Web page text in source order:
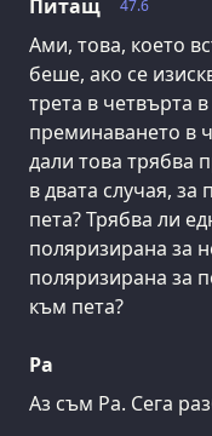
47.6
Питащ
Ами, това, което
беше, ако се
трета в четвърта
преминаването в
дали това трябва
в двата случая,
пета? Трябва ли
поляризирана за
поляризирана за
към пета?
Ра
Аз съм Ра. Сега